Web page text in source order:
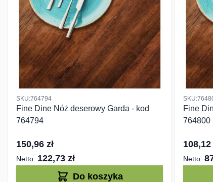
SKU:764794
Fine Dine Nóż deserowy Garda - kod
764794
150,96 zł
122,73 zł
Do koszyka
Fine
764800
108,12